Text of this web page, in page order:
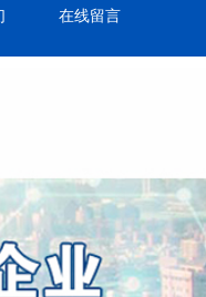
在线留言